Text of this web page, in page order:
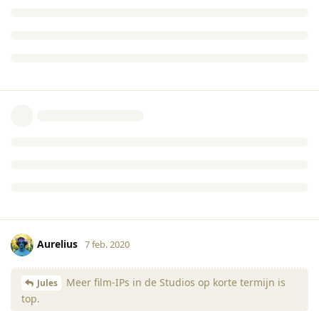
Aurelius 7 feb. 2020
Jules
Meer film-IPs in de Studios op korte termijn is
top.